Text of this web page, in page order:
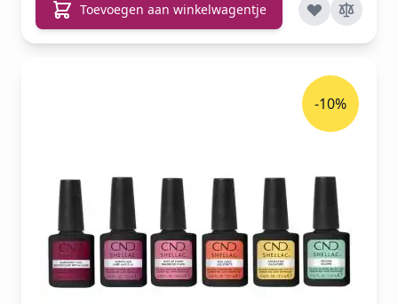
Toevoegen aan winkelwagentje
-10%